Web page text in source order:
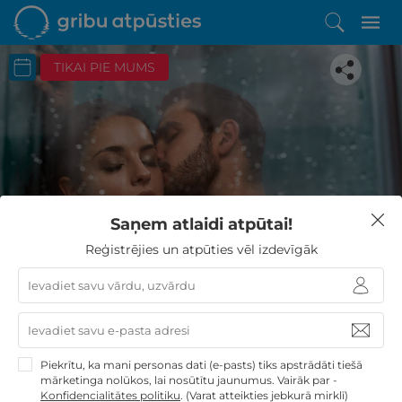
TIKAI PIE MUMS
Līdz brīnišķīgai atpūtai atlikuši tikai daži soļi
PĒRKU
Saņem atlaidi atpūtai!
Reģistrējies un atpūties vēl izdevīgāk
Piekrītu, ka mani personas dati (e-pasts) tiks apstrādāti tiešā
mārketinga nolūkos, lai nosūtītu jaunumus. Vairāk par -
Konfidencialitātes politiku. (Varat atteikties jebkurā mirklī)